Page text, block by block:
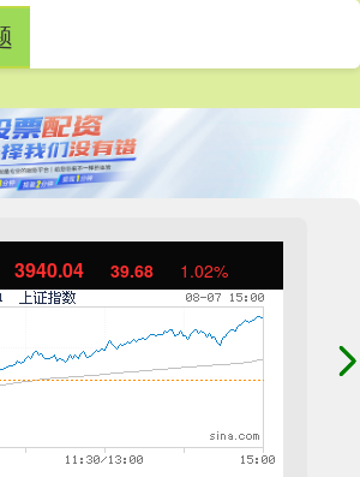
3940.04 39.68 1.02%